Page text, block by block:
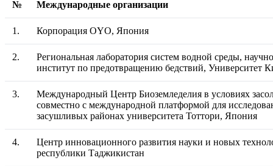
№ Международные организации
1. Корпорация OYO, Япония
2.
Региональная лаборатория систем водной среды,
институт по предотвращению бедствий, Университет
3.
Международный Центр Биоземледелия в условиях
совместно с международной платформой для
засушливых районах университета Тоттори, Япония
4.
Центр инновационного развития науки и новых
республики Таджикистан